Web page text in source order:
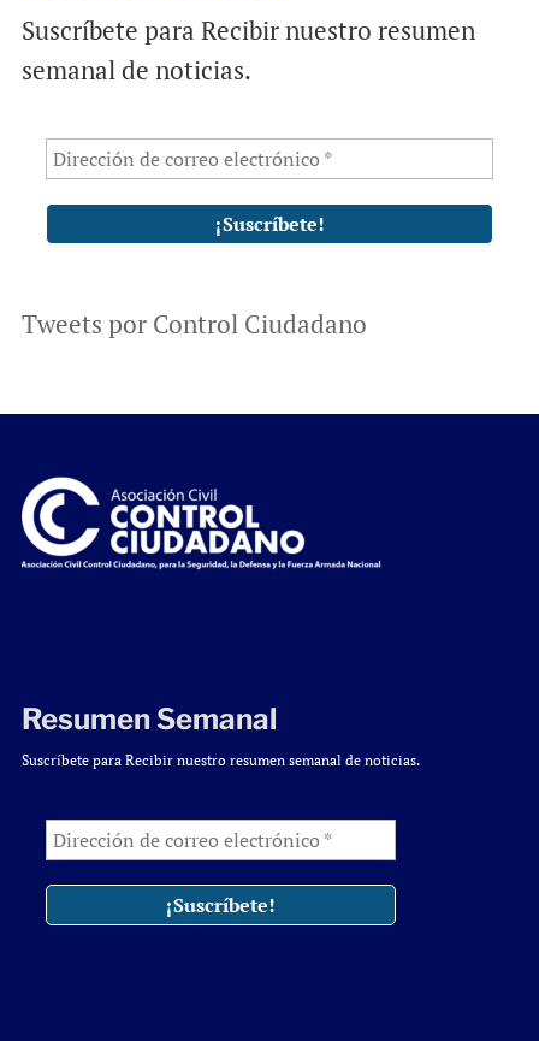
Suscríbete para Recibir nuestro resumen
semanal de noticias.
Tweets por Control Ciudadano
Resumen Semanal
Suscríbete para Recibir nuestro resumen semanal de noticias.